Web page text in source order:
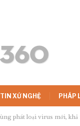
TIN XỨ NGHỆ PHÁP
phát loại virus mới, khả